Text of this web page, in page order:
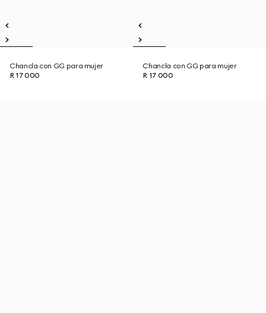
Chancla con GG para mujer
R 17 000
Chancla con GG para mujer
R 17 000